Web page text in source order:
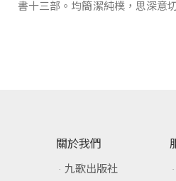
書十三部。均簡潔純樸，思深意
關於我們
九歌出版社